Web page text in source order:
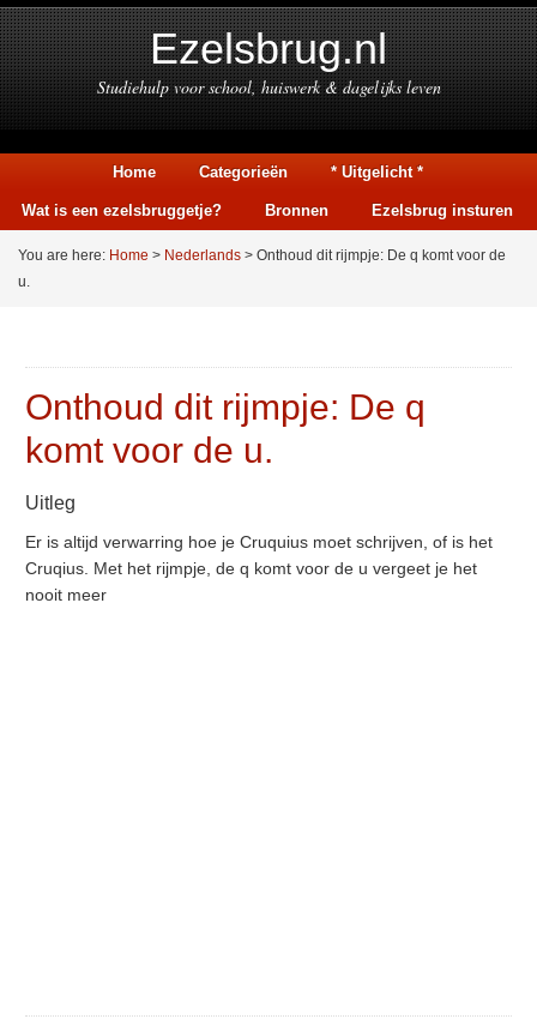
Ezelsbrug.nl
Studiehulp voor school, huiswerk & dagelijks leven
Home Categorieën * Uitgelicht *
Wat is een ezelsbruggetje? Bronnen Ezelsbrug insturen
You are here: Home > Nederlands > Onthoud dit rijmpje: De q komt voor de
u.
Onthoud dit rijmpje: De q
komt voor de u.
Uitleg
Er is altijd verwarring hoe je Cruquius moet schrijven, of is het
Cruqius. Met het rijmpje, de q komt voor de u vergeet je het
nooit meer